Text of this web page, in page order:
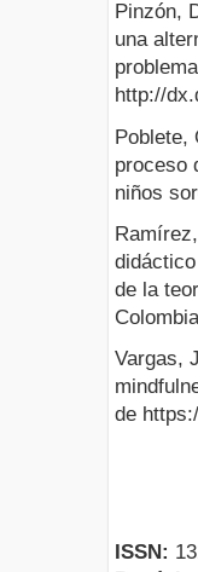
Pinzón,
una
http://
Poblete,
proceso
niños
de la
Vargas,
de
ISSN: